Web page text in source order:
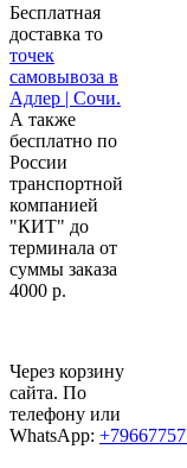
Бесплатная
доставка то
точек
самовывоза в
Адлер | Сочи.
А также
бесплатно по
России
транспортной
компанией
"КИТ" до
терминала от
суммы заказа
4000 р.
Через корзину
сайта. По
телефону или
WhatsApp: